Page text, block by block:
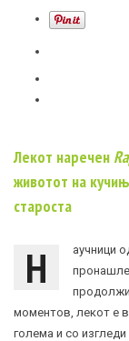
Лекот наречен
животот на
староста
Н
аучници
пронашле
продолжи
моментов, лекот е
голема и со